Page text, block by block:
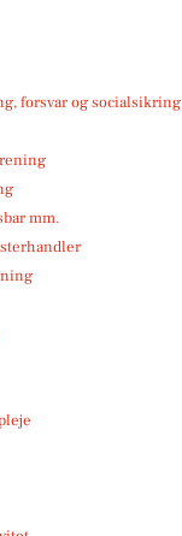
forsvar og socialsikring
mm.